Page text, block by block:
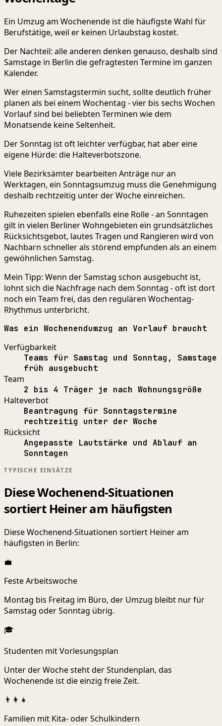
Ein Umzug am Wochenende ist die häufigste Wahl für
Berufstätige, weil er keinen Urlaubstag kostet.
Der Nachteil: alle anderen denken genauso, deshalb sind
Samstage in Berlin die gefragtesten Termine im ganzen
Kalender.
Wer einen Samstagstermin sucht, sollte deutlich früher
planen als bei einem Wochentag - vier bis sechs Wochen
Vorlauf sind bei beliebten Terminen wie dem
Monatsende keine Seltenheit.
Der Sonntag ist oft leichter verfügbar, hat aber eine
eigene Hürde: die Halteverbotszone.
Viele Bezirksämter bearbeiten Anträge nur an
Werktagen, ein Sonntagsumzug muss die Genehmigung
deshalb rechtzeitig unter der Woche einreichen.
Ruhezeiten spielen ebenfalls eine Rolle - an Sonntagen
gilt in vielen Berliner Wohngebieten ein grundsätzliches
Rücksichtsgebot, lautes Tragen und Rangieren wird von
Nachbarn schneller als störend empfunden als an einem
gewöhnlichen Samstag.
Mein Tipp: Wenn der Samstag schon ausgebucht ist,
lohnt sich die Nachfrage nach dem Sonntag - oft ist dort
noch ein Team frei, das den regulären Wochentag-
Rhythmus unterbricht.
Was ein Wochenendumzug an Vorlauf braucht
Verfügbarkeit
Teams für Samstag und Sonntag, Samstage
früh ausgebucht
Team
2 bis 4 Träger je nach Wohnungsgröße
Halteverbot
Beantragung für Sonntagstermine
rechtzeitig unter der Woche
Rücksicht
Angepasste Lautstärke und Ablauf an
Sonntagen
TYPISCHE EINSÄTZE
Diese Wochenend-Situationen
sortiert Heiner am häufigsten
Diese Wochenend-Situationen sortiert Heiner am
häufigsten in Berlin:
💼
Feste Arbeitswoche
Montag bis Freitag im Büro, der Umzug bleibt nur für
Samstag oder Sonntag übrig.
🎓
Studenten mit Vorlesungsplan
Unter der Woche steht der Stundenplan, das
Wochenende ist die einzig freie Zeit.
👨‍👩‍👧
Familien mit Kita- oder Schulkindern